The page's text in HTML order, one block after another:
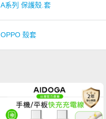
A系列 保護殼.套
OPPO 殼套